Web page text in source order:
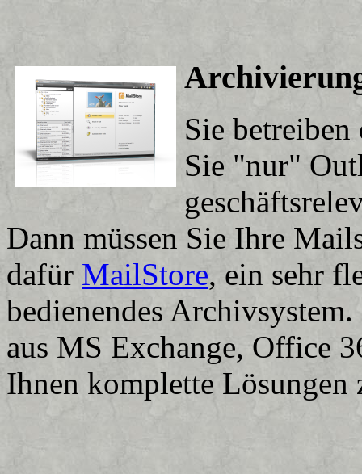
Sie
Sie "nur"
Dann müssen Sie Ihre
dafür MailStore, ein sehr
bedienendes
aus MS Exchange, Office
Ihnen komplette